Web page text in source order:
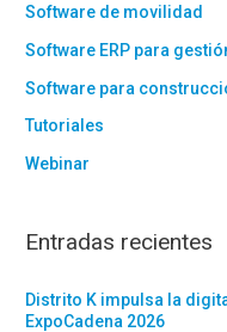
Software de movilidad
Software ERP para
Software para
Tutoriales
Webinar
Entradas recientes
Distrito K impulsa la
ExpoCadena 2026